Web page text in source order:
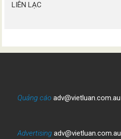
LIÊN LẠC
Quảng cáo adv@vietluan.com.au
Advertising adv@vietluan.com.au